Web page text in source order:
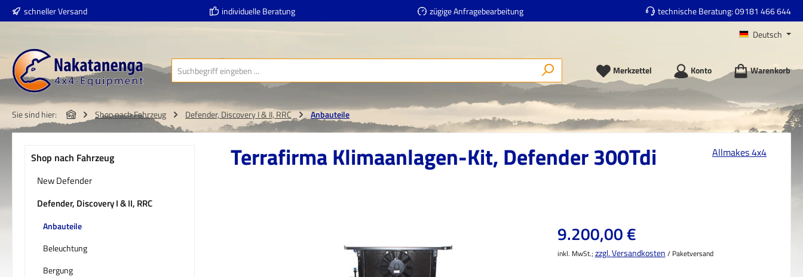
Hauptinhalt springen
Zur Suche springen
Zur Hauptnavigation springen
schneller Versand individuelle Beratung zügige Anfragebearbeitung technische Beratung:09181 466 644
Deutsch
Merkzettel Konto Warenkorb
Sie sind hier: Shop nach Fahrzeug Defender, Discovery I & II, RRC Anbauteile
Shop nach Fahrzeug
New Defender
Defender, Discovery I & II, RRC
Anbauteile
Beleuchtung
Bergung
Terrafirma Klimaanlagen-Kit, Defender 300Tdi Allmakes 4x4
Regulärer Preis:
9.200,00 €
inkl. MwSt.; zzgl. Versandkosten / Paketversand